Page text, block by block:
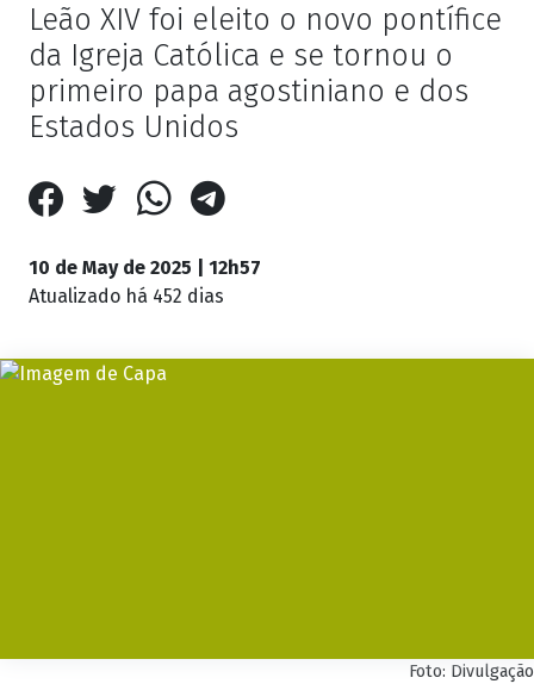
Leão XIV foi eleito o novo pontífice
da Igreja Católica e se tornou o
primeiro papa agostiniano e dos
Estados Unidos
10 de May de 2025 | 12h57
Atualizado há 452 dias
Foto: Divulgação